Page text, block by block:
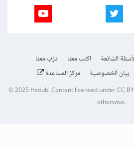
الشائعة اكتب معنا
درّب معنا
بيان الخصوصية مركز المساعدة
© 2025 Hsoub.Content licensed underCC
otherwise.